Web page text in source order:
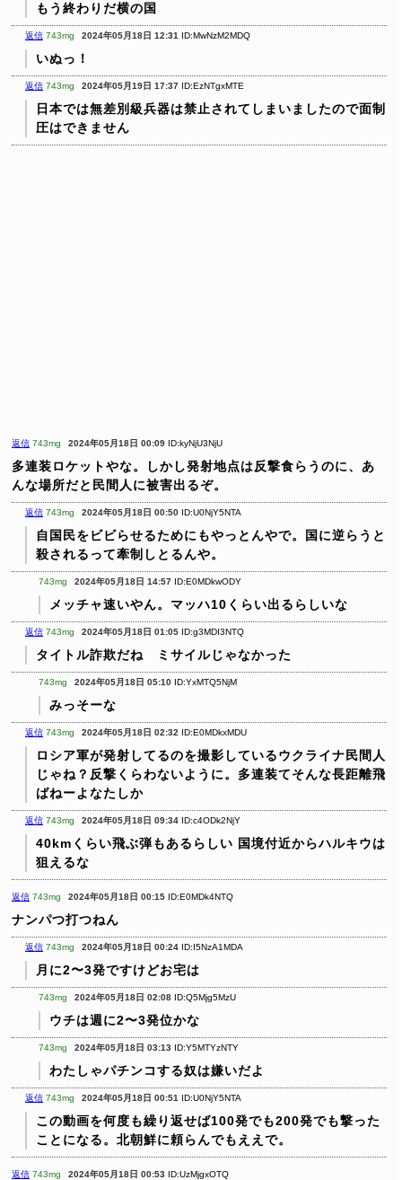
もう終わりだ横の国
返信 743mg 2024年05月18日 12:31 ID:MwNzM2MDQ
いぬっ！
返信 743mg 2024年05月19日 17:37 ID:EzNTgxMTE
日本では無差別級兵器は禁止されてしまいましたので面制
圧はできません
返信 743mg 2024年05月18日 00:09 ID:kyNjU3NjU
多連装ロケットやな。しかし発射地点は反撃食らうのに、あ
んな場所だと民間人に被害出るぞ。
返信 743mg 2024年05月18日 00:50 ID:U0NjY5NTA
自国民をビビらせるためにもやっとんやで。国に逆らうと
殺されるって牽制しとるんや。
743mg 2024年05月18日 14:57 ID:E0MDkwODY
メッチャ速いやん。マッハ10くらい出るらしいな
返信 743mg 2024年05月18日 01:05 ID:g3MDI3NTQ
タイトル詐欺だね ミサイルじゃなかった
743mg 2024年05月18日 05:10 ID:YxMTQ5NjM
みっそーな
返信 743mg 2024年05月18日 02:32 ID:E0MDkxMDU
ロシア軍が発射してるのを撮影しているウクライナ民間人
じゃね？反撃くらわないように。多連装てそんな長距離飛
ばねーよなたしか
返信 743mg 2024年05月18日 09:34 ID:c4ODk2NjY
40kmくらい飛ぶ弾もあるらしい 国境付近からハルキウは
狙えるな
返信 743mg 2024年05月18日 00:15 ID:E0MDk4NTQ
ナンパつ打つねん
返信 743mg 2024年05月18日 00:24 ID:I5NzA1MDA
月に2〜3発ですけどお宅は
743mg 2024年05月18日 02:08 ID:Q5Mjg5MzU
ウチは週に2〜3発位かな
743mg 2024年05月18日 03:13 ID:Y5MTYzNTY
わたしゃパチンコする奴は嫌いだよ
返信 743mg 2024年05月18日 00:51 ID:U0NjY5NTA
この動画を何度も繰り返せば100発でも200発でも撃った
ことになる。北朝鮮に頼らんでもええで。
返信 743mg 2024年05月18日 00:53 ID:UzMjgxOTQ